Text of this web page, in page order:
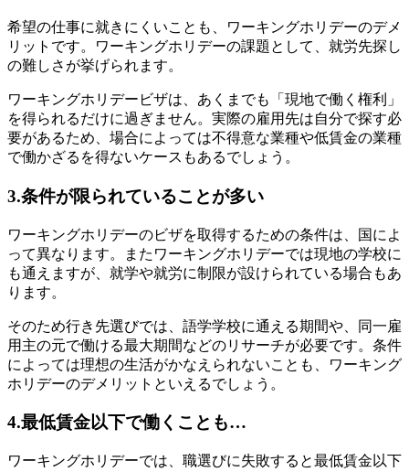
希望の仕事に就きにくいことも、ワーキングホリデーのデメ
リットです。ワーキングホリデーの課題として、就労先探し
の難しさが挙げられます。
ワーキングホリデービザは、あくまでも「現地で働く権利」
を得られるだけに過ぎません。実際の雇用先は自分で探す必
要があるため、場合によっては不得意な業種や低賃金の業種
で働かざるを得ないケースもあるでしょう。
3.条件が限られていることが多い
ワーキングホリデーのビザを取得するための条件は、国によ
って異なります。またワーキングホリデーでは現地の学校に
も通えますが、就学や就労に制限が設けられている場合もあ
ります。
そのため行き先選びでは、語学学校に通える期間や、同一雇
用主の元で働ける最大期間などのリサーチが必要です。条件
によっては理想の生活がかなえられないことも、ワーキング
ホリデーのデメリットといえるでしょう。
4.最低賃金以下で働くことも…
ワーキングホリデーでは、職選びに失敗すると最低賃金以下